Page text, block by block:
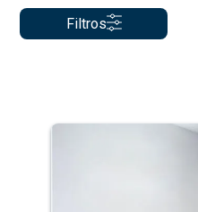
Filtros